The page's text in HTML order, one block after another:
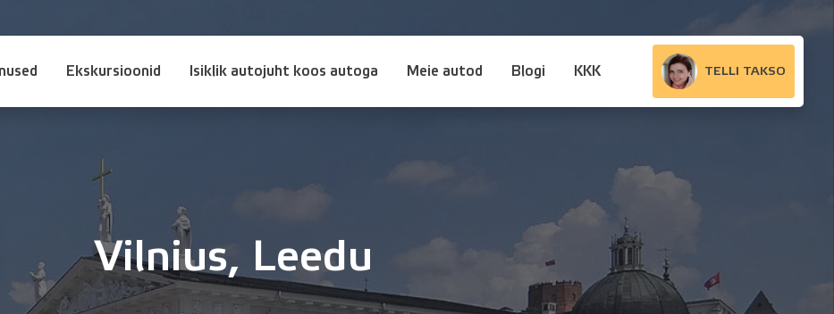
Ekskursioonid Isiklik autojuht koos autoga Meie autod Blogi KKK TELLI TAKSO
Vilnius, Leedu